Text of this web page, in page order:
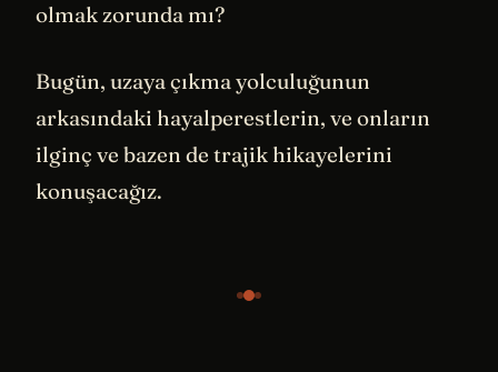
olmak zorunda mı?
Bugün, uzaya çıkma yolculuğunun
arkasındaki hayalperestlerin, ve onların
ilginç ve bazen de trajik hikayelerini
konuşacağız.